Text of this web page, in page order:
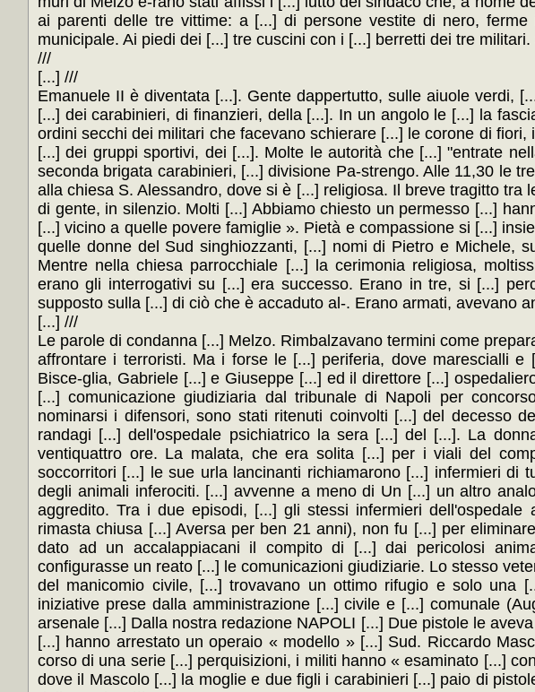
ai parenti delle tre vittime: a [...] di persone vestite di nero,
municipale. Ai piedi dei [...] tre cuscini con i [...] berretti dei tre
///
[...] ///
Emanuele II è diventata [...]. Gente dappertutto, sulle aiuole verdi,
[...] dei carabinieri, di finanzieri, della [...]. In un angolo le [...] la
ordini secchi dei militari che facevano schierare [...] le corone di
[...] dei gruppi sportivi, dei [...]. Molte le autorità che [...] "entrate
seconda brigata carabinieri, [...] divisione Pa-strengo. Alle 11,30 le
alla chiesa S. Alessandro, dove si è [...] religiosa. Il breve tragitto
di gente, in silenzio. Molti [...] Abbiamo chiesto un permesso [...]
[...] vicino a quelle povere famiglie ». Pietà e compassione si [...]
quelle donne del Sud singhiozzanti, [...] nomi di Pietro e Michele,
Mentre nella chiesa parrocchiale [...] la cerimonia religiosa,
erano gli interrogativi su [...] era successo. Erano in tre, si [...]
supposto sulla [...] di ciò che è accaduto al-. Erano armati, avevano
[...] ///
Le parole di condanna [...] Melzo. Rimbalzavano termini come
affrontare i terroristi. Ma i forse le [...] periferia, dove marescialli
Bisce-glia, Gabriele [...] e Giuseppe [...] ed il direttore [...]
[...] comunicazione giudiziaria dal tribunale di Napoli per
nominarsi i difensori, sono stati ritenuti coinvolti [...] del decesso
randagi [...] dell'ospedale psichiatrico la sera [...] del [...]. La
ventiquattro ore. La malata, che era solita [...] per i viali del
soccorritori [...] le sue urla lancinanti richiamarono [...] infermieri di
degli animali inferociti. [...] avvenne a meno di Un [...] un altro
aggredito. Tra i due episodi, [...] gli stessi infermieri
rimasta chiusa [...] Aversa per ben 21 anni), non fu [...] per
dato ad un accalappiacani il compito di [...] dai pericolosi
configurasse un reato [...] le comunicazioni giudiziarie. Lo stesso
del manicomio civile, [...] trovavano un ottimo rifugio e solo una
iniziative prese dalla amministrazione [...] civile e [...] comunale
arsenale [...] Dalla nostra redazione NAPOLI [...] Due pistole le
[...] hanno arrestato un operaio « modello » [...] Sud. Riccardo
corso di una serie [...] perquisizioni, i militi hanno « esaminato [...]
dove il Mascolo [...] la moglie e due figli i carabinieri [...] paio di